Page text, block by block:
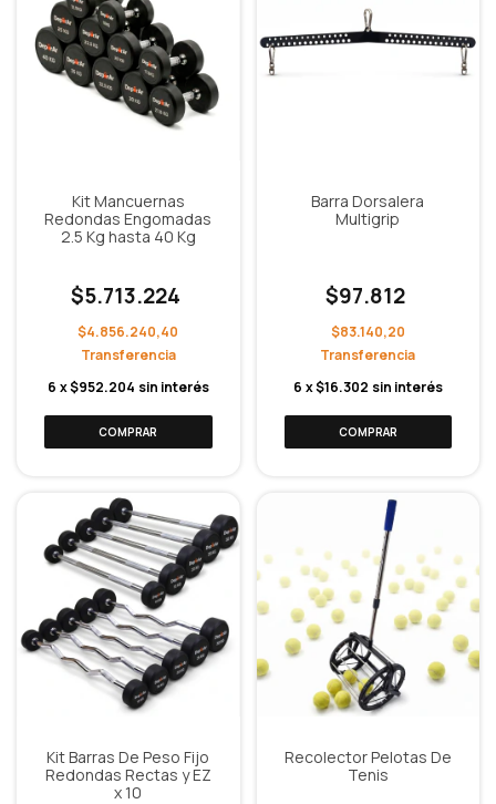
Kit Mancuernas
Redondas Engomadas
2.5 Kg hasta 40 Kg
$5.713.224
$4.856.240,40
6 x$952.204 sin interés
Barra Dorsalera
Multigrip
$97.812
$83.140,20
6 x$16.302 sin interés
Kit Barras De Peso Fijo
Redondas Rectas y EZ
x 10
Recolector Pelotas De
Tenis